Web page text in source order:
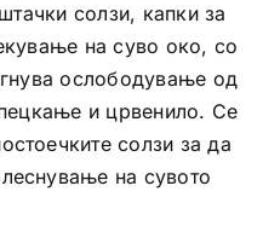
солзи, капки за
на суво око, со
ослободување од
и црвенило. Се
солзи за да
на сувото